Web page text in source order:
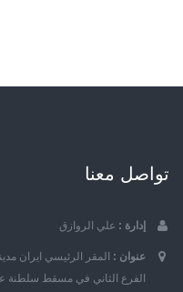
تواصل معنا
إدارة : علي الروازق
عنوان : المقر الرئيسي ايران
الفرع الثاني في مسقط سلطنة